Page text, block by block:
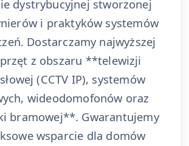
dystrybucyjnej stworzonej
i praktyków systemów
Dostarczamy najwyższej
z obszaru **telewizji
(CCTV IP), systemów
wideodomofonów oraz
bramowej**. Gwarantujemy
wsparcie dla domów